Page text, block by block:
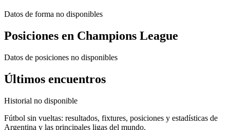
Datos de forma no disponibles
Posiciones en Champions League
Datos de posiciones no disponibles
Últimos encuentros
Historial no disponible
Fútbol sin vueltas: resultados, fixtures, posiciones y estadísticas de
Argentina y las principales ligas del mundo.